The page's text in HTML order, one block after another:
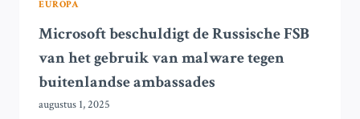
EUROPA
Microsoft beschuldigt de Russische FSB
van het gebruik van malware tegen
buitenlandse ambassades
augustus 1, 2025